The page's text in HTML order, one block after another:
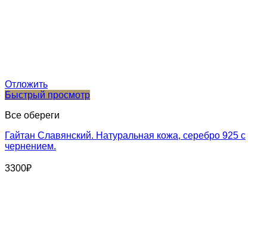
Отложить
Быстрый просмотр
Все обереги
Гайтан Славянский. Натуральная кожа, серебро 925 с
чернением.
3300₽